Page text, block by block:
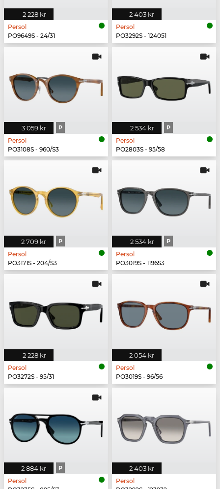
2 228 kr
Persol
PO9649S - 24/31
2 403 kr
Persol
PO3292S - 124051
3 059 kr P
Persol
PO3108S - 960/S3
2 534 kr P
Persol
PO2803S - 95/58
2 709 kr P
Persol
PO3171S - 204/S3
2 534 kr P
Persol
PO3019S - 1196S3
2 228 kr
Persol
PO3272S - 95/31
2 054 kr
Persol
PO3019S - 96/56
2 884 kr P
Persol
2 403 kr
Persol